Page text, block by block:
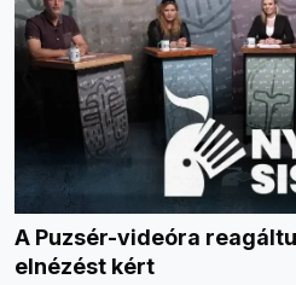
A Puzsér-videóra
elnézést kért